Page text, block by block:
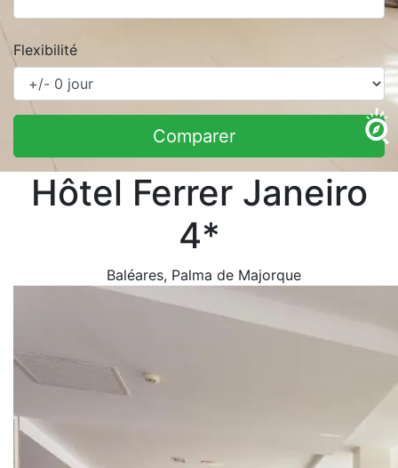
Flexibilité
Comparer
Hôtel Ferrer Janeiro
4*
Baléares, Palma de Majorque